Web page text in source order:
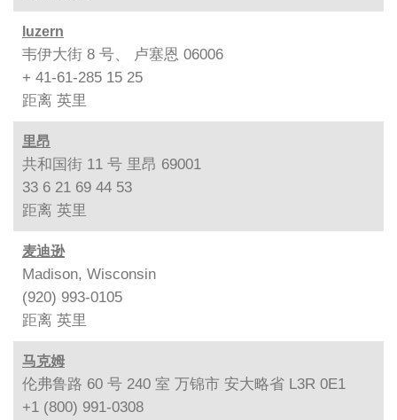
luzern
韦伊大街 8 号、 卢塞恩 06006
+ 41-61-285 15 25
距离 英里
里昂
共和国街 11 号 里昂 69001
33 6 21 69 44 53
距离 英里
麦迪逊
Madison, Wisconsin
(920) 993-0105
距离 英里
马克姆
伦弗鲁路 60 号 240 室 万锦市 安大略省 L3R 0E1
+1 (800) 991-0308